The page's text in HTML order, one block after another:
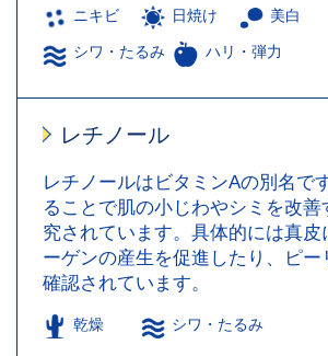
ニキビ 日焼け 美白
シワ・たるみ ハリ・弾力
レチノール
レチノールはビタミンAの別名で
ることで肌の小じわやシミを改善
究されています。具体的には真皮
ーゲンの産生を促進したり、ピー
確認されています。
乾燥 シワ・たるみ